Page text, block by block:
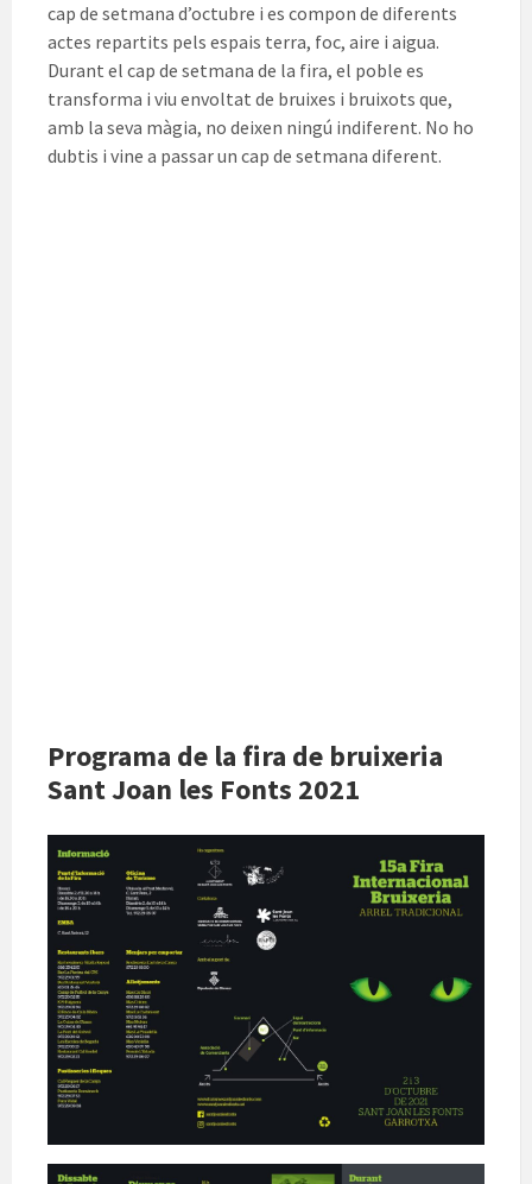
cap de setmana d’octubre i es compon de diferents
actes repartits pels espais terra, foc, aire i aigua.
Durant el cap de setmana de la fira, el poble es
transforma i viu envoltat de bruixes i bruixots que,
amb la seva màgia, no deixen ningú indiferent. No ho
dubtis i vine a passar un cap de setmana diferent.
Programa de la fira de bruixeria
Sant Joan les Fonts 2021